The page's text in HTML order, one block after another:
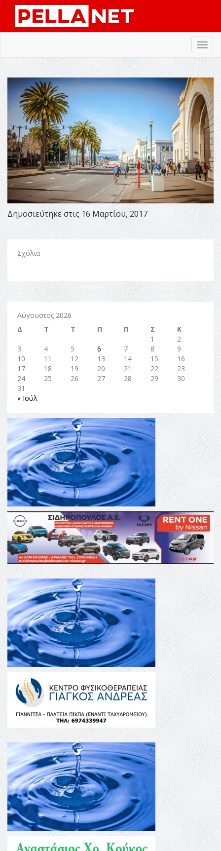
Δημοσιεύτηκε στις 16 Μαρτίου, 2017
Σχόλια
Αύγουστος 2026
Δ
Τ Τ Π Π Σ
Κ
1
2
3
4 5 6 7 8
9
10
11 12 13 14 15
16
17
18 19 20 21 22
23
24
25 26 27 28 29
30
31
« Ιούλ